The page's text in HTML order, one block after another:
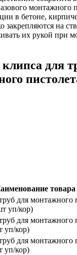
монтажного
в бетоне,
закрепляются на
их рукой при
для
товара
для монтажного
уп/кор)
для монтажного
уп/кор)
для монтажного
уп/кор)